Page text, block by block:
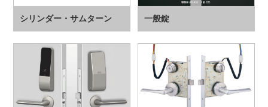
シリンダー・サムターン 一般錠